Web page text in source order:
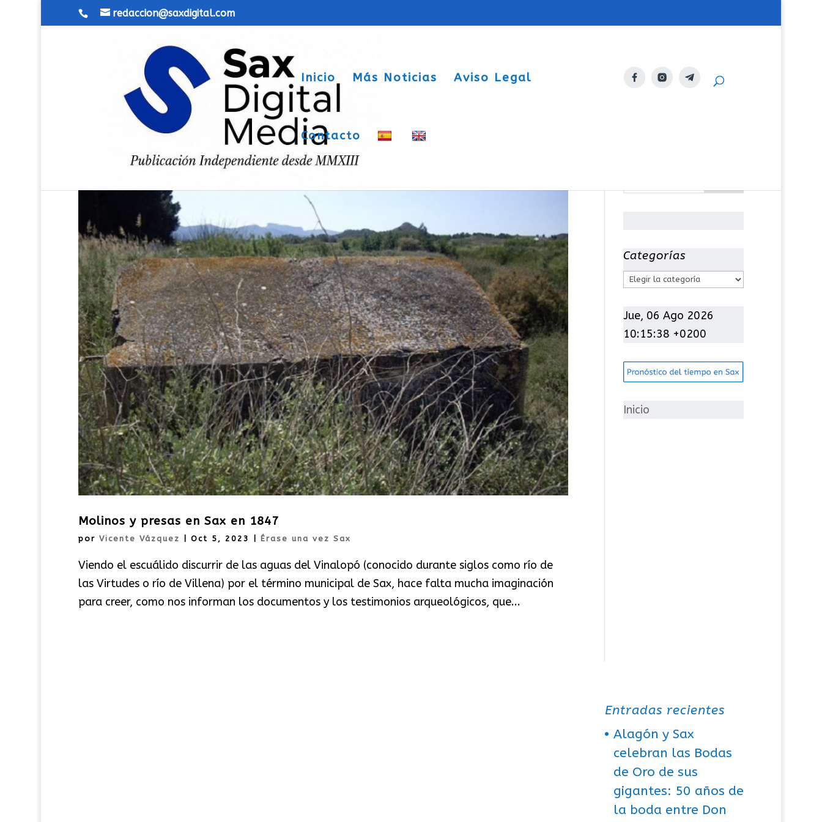
redaccion@saxdigital.com
Inicio Más Noticias Aviso Legal
Contacto
Molinos y presas en Sax en 1847
por Vicente Vázquez Oct 5, 2023 Érase una vez Sax
Viendo el escuálido discurrir de las aguas del Vinalopó (conocido durante siglos como río de
las Virtudes o río de Villena) por el término municipal de Sax, hace falta mucha imaginación
para creer, como nos informan los documentos y los testimonios arqueológicos, que...
Categorías
C
t
e
o
í
Jue, 06 Ago 2026
10:15:39 +0200
Inicio
Entradas recientes
Alagón y Sax
celebran las Bodas
de Oro de sus
gigantes: 50 años de
la boda entre Don